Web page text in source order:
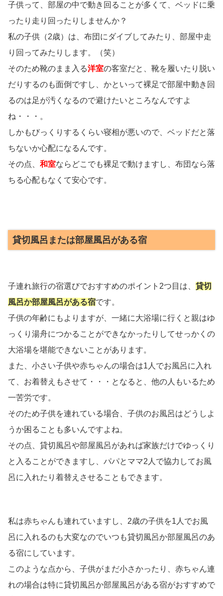
子供って、部屋の中で動き回ることが多くて、ベッドに乗
ったり走り回ったりしませんか？
私の子供（2歳）は、布団にダイブしてみたり、部屋中走
り回ってみたりします。（笑）
そのため靴のまま入る洋室の客室だと、靴を履いたり脱い
だりするのも面倒ですし、かといって裸足で部屋中動き回
るのは足が汚くなるので避けたいところなんですよ
ね・・・。
しかもびっくりするくらい寝相が悪いので、ベッドだと落
ちないか心配になるんです。
その点、 和室ならどこでも裸足で動けますし、布団なら落
ちる心配もなくて安心です。
貸切風呂または部屋風呂がある宿
子連れ旅行の宿選びでおすすめのポイント2つ目は、 貸切
風呂か部屋風呂がある宿です。
子供の年齢にもよりますが、一緒に大浴場に行くと親はゆ
っくり湯舟につかることができなかったりしてせっかくの
大浴場を堪能できないことがあります。
また、小さい子供や赤ちゃんの場合は1人でお風呂に入れ
て、お着替えもさせて・・・となると、他の人もいるため
一苦労です。
そのため子供を連れている場合、子供のお風呂はどうしよ
うか困ることも多いんですよね。
その点、貸切風呂や部屋風呂があれば家族だけでゆっくり
と入ることができますし、パパとママ2人で協力してお風
呂に入れたり着替えさせることもできます。
私は赤ちゃんも連れていますし、2歳の子供を1人でお風
呂に入れるのも大変なのでいつも貸切風呂か部屋風呂のあ
る宿にしています。
このような点から、子供がまだ小さかったり、赤ちゃん連
れの場合は特に貸切風呂か部屋風呂がある宿がおすすめで